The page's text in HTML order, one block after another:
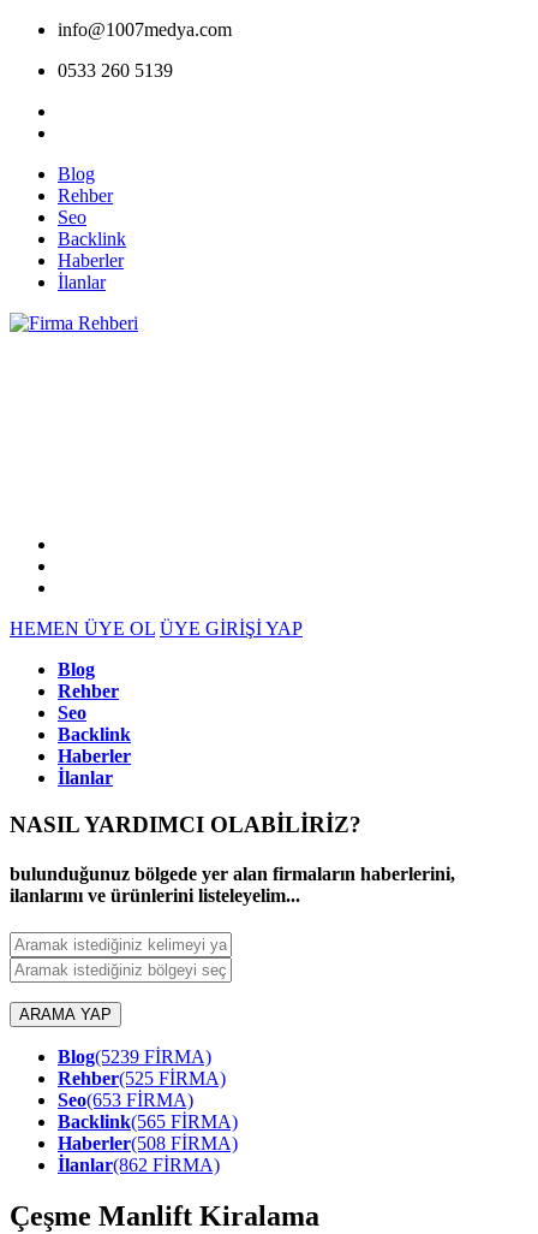
info@1007medya.com
0533 260 5139
Blog
Rehber
Seo
Backlink
Haberler
İlanlar
HEMEN ÜYE OL ÜYE GİRİŞİ YAP
Blog
Rehber
Seo
Backlink
Haberler
İlanlar
NASIL YARDIMCI OLABİLİRİZ?
bulunduğunuz bölgede yer alan firmaların haberlerini,
ilanlarını ve ürünlerini listeleyelim...
ARAMA YAP
Blog(5239 FİRMA)
Rehber(525 FİRMA)
Seo(653 FİRMA)
Backlink(565 FİRMA)
Haberler(508 FİRMA)
İlanlar(862 FİRMA)
Çeşme Manlift Kiralama